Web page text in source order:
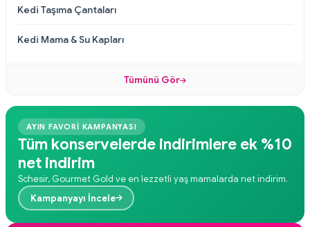
AYIN FAVORİ KAMPANYASI
Tüm konservelerde indirimlere ek %10
net indirim
Schesir, Gourmet Gold ve en lezzetli yaş mamalarda net indirim.
Kampanyayı İncele
Kedi Taşıma Çantaları
Kedi Mama & Su Kapları
Tümünü Gör